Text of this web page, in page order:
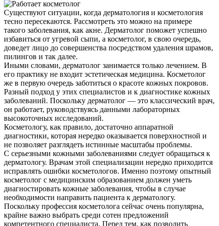
Существуют ситуации, когда дерматология и косметология
тесно пересекаются. Рассмотреть это можно на примере
такого заболевания, как акне. Дерматолог поможет успешно
избавиться от угревой сыпи, а косметолог, в свою очередь,
доведет лицо до совершенства посредством удаления шрамов,
пилингов и так далее.
Иными словами, дерматолог занимается только лечением. В
его практику не входит эстетическая медицина. Косметолог
же в первую очередь заботиться о красоте кожных покровов.
Разный подход у этих специалистов и к диагностике кожных
заболеваний. Поскольку дерматолог — это классический врач,
он работает, руководствуясь данными лабораторных
высокоточных исследований.
Косметологу, как правило, достаточно аппаратной
диагностики, которая нередко оказывается поверхностной и
не позволяет разглядеть истинные масштабы проблемы.
С серьезными кожными заболеваниями следует обращаться к
дерматологу. Врачам этой специализации нередко приходится
исправлять ошибки косметологов. Именно поэтому опытный
косметолог с медицинским образованием должен уметь
диагностировать кожные заболевания, чтобы в случае
необходимости направить пациента к дерматологу.
Поскольку профессия косметолога сейчас очень популярна,
крайне важно выбрать среди сотен предложений
компетентного специалиста. Перед тем, как позволить